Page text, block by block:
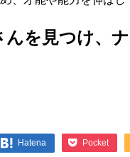
を見つけ、
Hatena Pocket